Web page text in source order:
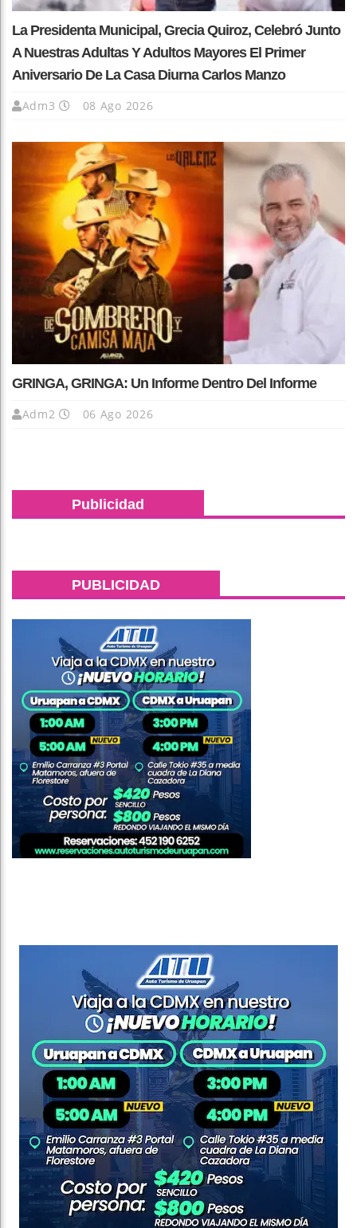
La Presidenta Municipal, Grecia Quiroz, Celebró Junto
A Nuestras Adultas Y Adultos Mayores El Primer
Aniversario De La Casa Diurna Carlos Manzo
Adm3 08 Ago 2026
GRINGA, GRINGA: Un Informe Dentro Del Informe
Adm2 06 Ago 2026
Publicidad
PUBLICIDAD